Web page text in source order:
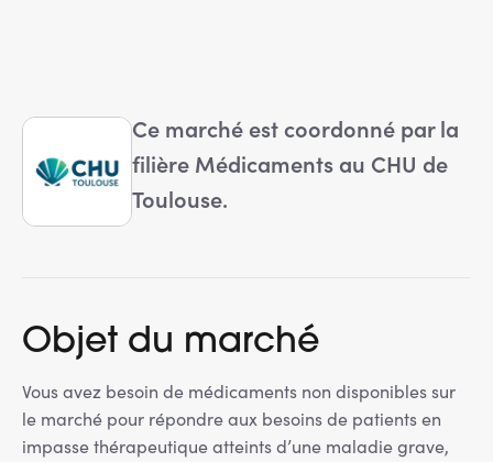
Ce marché est coordonné par la
filière Médicaments au CHU de
Toulouse.
Objet du marché
Vous avez besoin de médicaments non disponibles sur
le marché pour répondre aux besoins de patients en
impasse thérapeutique atteints d’une maladie grave,